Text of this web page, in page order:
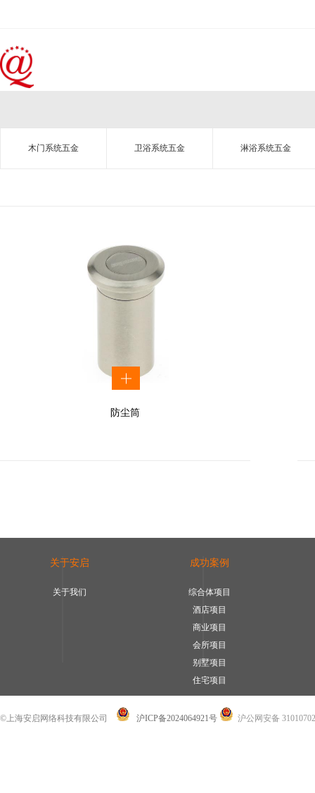
木门系统五金 卫浴系统五金 淋浴系统五金
防尘筒
关于安启
关于我们
成功案例
综合体项目
酒店项目
商业项目
会所项目
别墅项目
住宅项目
©上海安启网络科技有限公司 沪ICP备2024064921号 沪公网安备